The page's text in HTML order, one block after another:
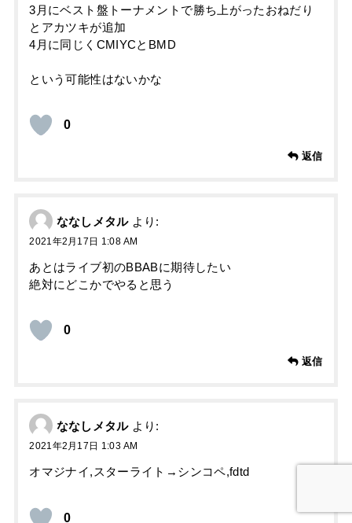
3月にベスト盤トーナメントで勝ち上がったおねだり
とアカツキが追加
4月に同じくCMIYCとBMD
という可能性はないかな
0
返信
ななしメタル より:
2021年2月17日 1:08 AM
あとはライブ初のBBABに期待したい
絶対にどこかでやると思う
0
返信
ななしメタル より:
2021年2月17日 1:03 AM
オマジナイ,スターライト→シンコペ,fdtd
0